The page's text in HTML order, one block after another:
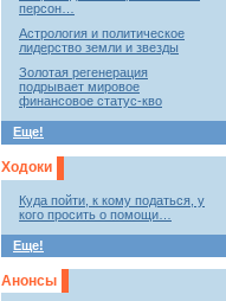
персон…
Астрология и политическое
лидерство земли и звезды
Золотая регенерация
подрывает мировое
финансовое статус-кво
Еще!
Ходоки
Куда пойти, к кому податься, у
кого просить о помощи…
Еще!
Анонсы